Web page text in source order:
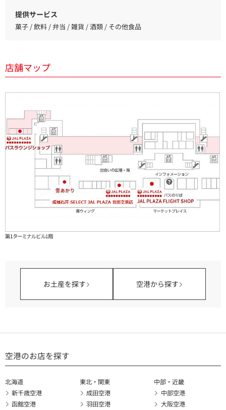
提供サービス
菓子 / 飲料 / 弁当 / 雑貨 / 酒類 / その他食品
店舗マップ
お土産を探す 空港から探す
空港のお店を探す
北海道
新千歳空港
函館空港
東北・関東
成田空港
羽田空港
中部・近畿
中部空港
大阪空港